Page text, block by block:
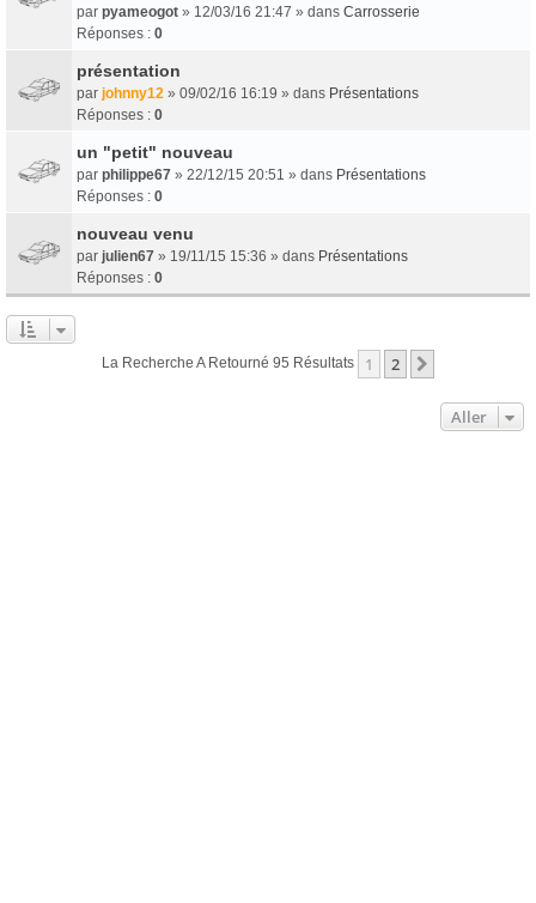
par pyameogot » 12/03/16 21:47 » dans Carrosserie
Réponses : 0
présentation
par johnny12 » 09/02/16 16:19 » dans Présentations
Réponses : 0
un "petit" nouveau
par philippe67 » 22/12/15 20:51 » dans Présentations
Réponses : 0
nouveau venu
par julien67 » 19/11/15 15:36 » dans Présentations
Réponses : 0
La Recherche A Retourné 95 Résultats 1 2
Aller